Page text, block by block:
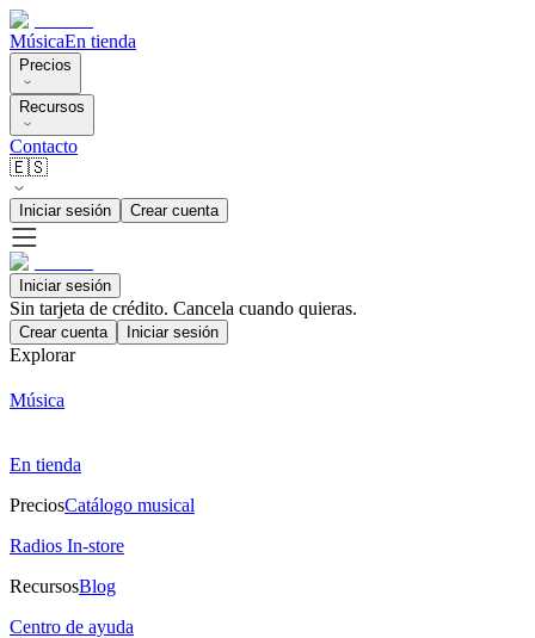
MúsicaEn tienda
Precios
Recursos
Contacto
🇪🇸
Iniciar sesión Crear cuenta
Iniciar sesión
Sin tarjeta de crédito. Cancela cuando quieras.
Crear cuenta Iniciar sesión
Explorar
Música
En tienda
PreciosCatálogo musical
Radios In-store
RecursosBlog
Centro de ayuda